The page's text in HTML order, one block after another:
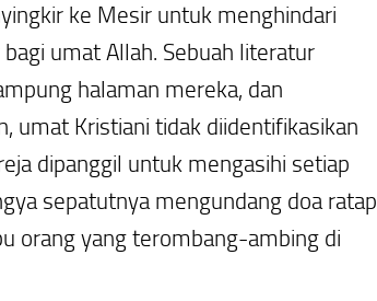
ke Mesir untuk menghindari
umat Allah. Sebuah literatur
halaman mereka, dan
umat Kristiani tidak diidentifikasikan
dipanggil untuk mengasihi setiap
sepatutnya mengundang doa ratap
orang yang terombang-ambing di